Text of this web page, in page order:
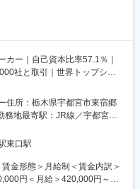
育成や組織管理も担っていた
属し、成長性の高い電動車に
カーと取引を行い、景気変動
した経営基盤を保有。100年
おいて最先端の技術・製品開
毎年トップクラスの特許数
カー｜自己資本比率57.1％｜
社と取引｜世界トップシェ
の早期事業化に向け、
的とした採用です。
ェクトにおけるリーダー支援
住所：栃木県宇都宮市東宿郷
務地最寄駅：JR線／宇都宮駅
範囲：会社の定める事業所
東口駅
金形態＞月給制＜賃金内訳＞
円＜月給＞420,000円～